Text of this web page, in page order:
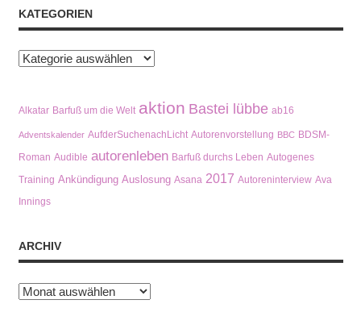
KATEGORIEN
Kategorien
Alkatar Barfuß um die Welt aktion Bastei lübbe ab16
Adventskalender AufderSuchenachLicht Autorenvorstellung BBC BDSM-
Roman Audible autorenleben Barfuß durchs Leben Autogenes
Training Ankündigung Auslosung Asana 2017 Autoreninterview Ava
Innings
ARCHIV
Archiv